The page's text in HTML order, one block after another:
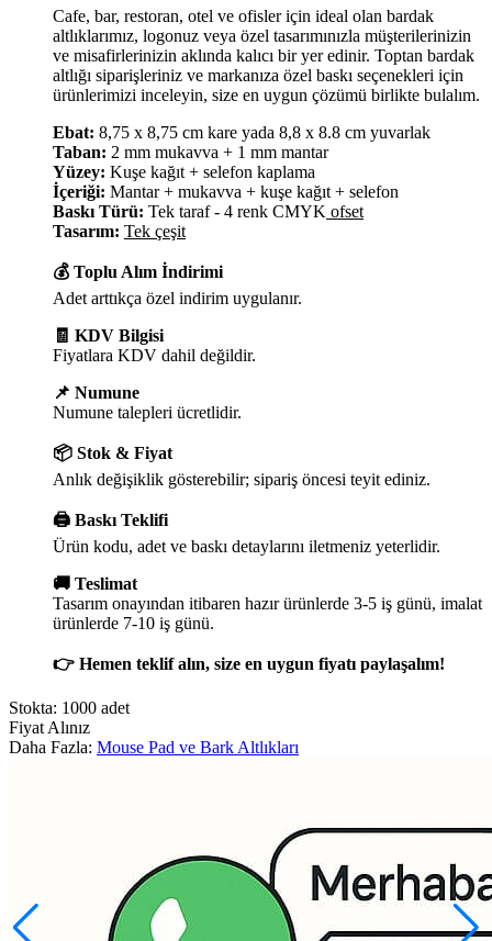
Cafe, bar, restoran, otel ve ofisler için ideal olan bardak
altlıklarımız, logonuz veya özel tasarımınızla müşterilerinizin
ve misafirlerinizin aklında kalıcı bir yer edinir. Toptan bardak
altlığı siparişleriniz ve markanıza özel baskı seçenekleri için
ürünlerimizi inceleyin, size en uygun çözümü birlikte bulalım.
Ebat: 8,75 x 8,75 cm kare yada 8,8 x 8.8 cm yuvarlak
Taban: 2 mm mukavva + 1 mm mantar
Yüzey: Kuşe kağıt + selefon kaplama
İçeriği: Mantar + mukavva + kuşe kağıt + selefon
Baskı Türü: Tek taraf - 4 renk CMYK ofset
Tasarım: Tek çeşit
💰 Toplu Alım İndirimi
Adet arttıkça özel indirim uygulanır.
🧾 KDV Bilgisi
Fiyatlara KDV dahil değildir.
📌 Numune
Numune talepleri ücretlidir.
📦 Stok & Fiyat
Anlık değişiklik gösterebilir; sipariş öncesi teyit ediniz.
🖨️ Baskı Teklifi
Ürün kodu, adet ve baskı detaylarını iletmeniz yeterlidir.
🚚 Teslimat
Tasarım onayından itibaren hazır ürünlerde 3-5 iş günü, imalat
ürünlerde 7-10 iş günü.
👉 Hemen teklif alın, size en uygun fiyatı paylaşalım!
Stokta: 1000 adet
Fiyat Alınız
Daha Fazla: Mouse Pad ve Bark Altlıkları